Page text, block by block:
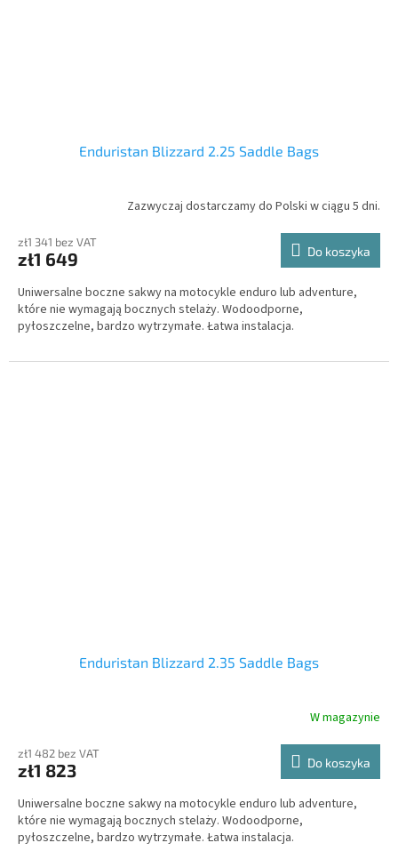
Enduristan Blizzard 2.25 Saddle Bags
Zazwyczaj dostarczamy do Polski w ciągu 5 dni.
zł1 341 bez VAT
zł1 649 Do koszyka
Uniwersalne boczne sakwy na motocykle enduro lub adventure,
które nie wymagają bocznych stelaży. Wodoodporne,
pyłoszczelne, bardzo wytrzymałe. Łatwa instalacja.
Enduristan Blizzard 2.35 Saddle Bags
W magazynie
zł1 482 bez VAT
zł1 823 Do koszyka
Uniwersalne boczne sakwy na motocykle enduro lub adventure,
które nie wymagają bocznych stelaży. Wodoodporne,
pyłoszczelne, bardzo wytrzymałe. Łatwa instalacja.